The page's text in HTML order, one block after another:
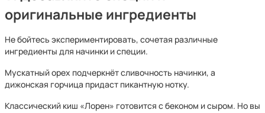
оригинальные ингредиенты
Не бойтесь экспериментировать, сочетая различные
ингредиенты для начинки и специи.
Мускатный орех подчеркнёт сливочность начинки, а
дижонская горчица придаст пикантную нотку.
Классический киш «Лорен» готовится с беконом и сыром. Но вы